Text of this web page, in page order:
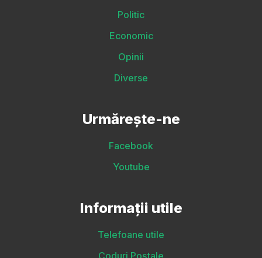
Politic
Economic
Opinii
Diverse
Urmărește-ne
Facebook
Youtube
Informații utile
Telefoane utile
Coduri Poștale